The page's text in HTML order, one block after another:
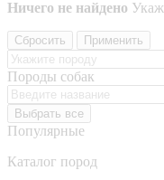
Ничего не найдено
Сбросить Применить
Породы собак
Выбрать все
Популярные
Каталог пород